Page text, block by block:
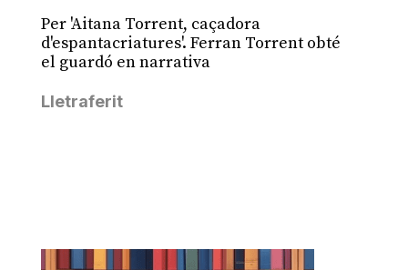
Per 'Aitana Torrent, caçadora
d'espantacriatures'. Ferran Torrent obté
el guardó en narrativa
Lletraferit